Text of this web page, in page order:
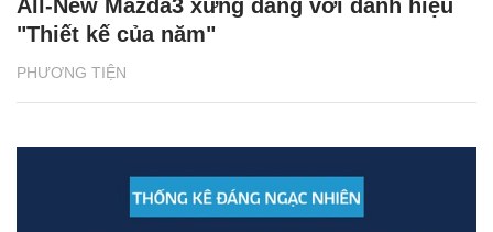
PHƯƠNG TIỆN
All-New Mazda3 xứng đáng với danh hiệu
"Thiết kế của năm"